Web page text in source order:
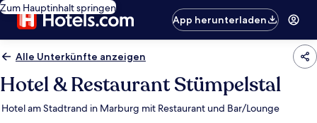
Zum Hauptinhalt springen
App herunterladen
Alle Unterkünfte anzeigen
Hotel & Restaurant Stümpelstal
Hotel am Stadtrand in Marburg mit Restaurant und Bar/Lounge